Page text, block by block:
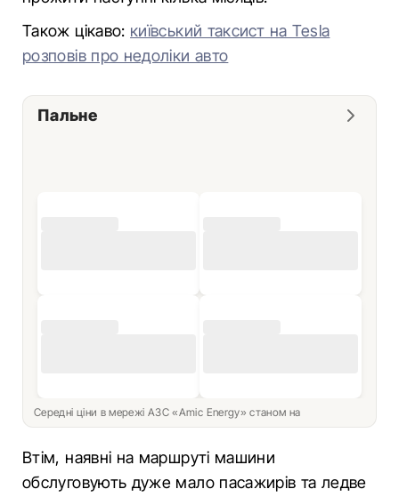
Також цікаво: київський таксист на Tesla
розповів про недоліки авто
Пальне
Середні ціни в мережі АЗС «Amic Energy» станом на
Втім, наявні на маршруті машини
обслуговують дуже мало пасажирів та ледве